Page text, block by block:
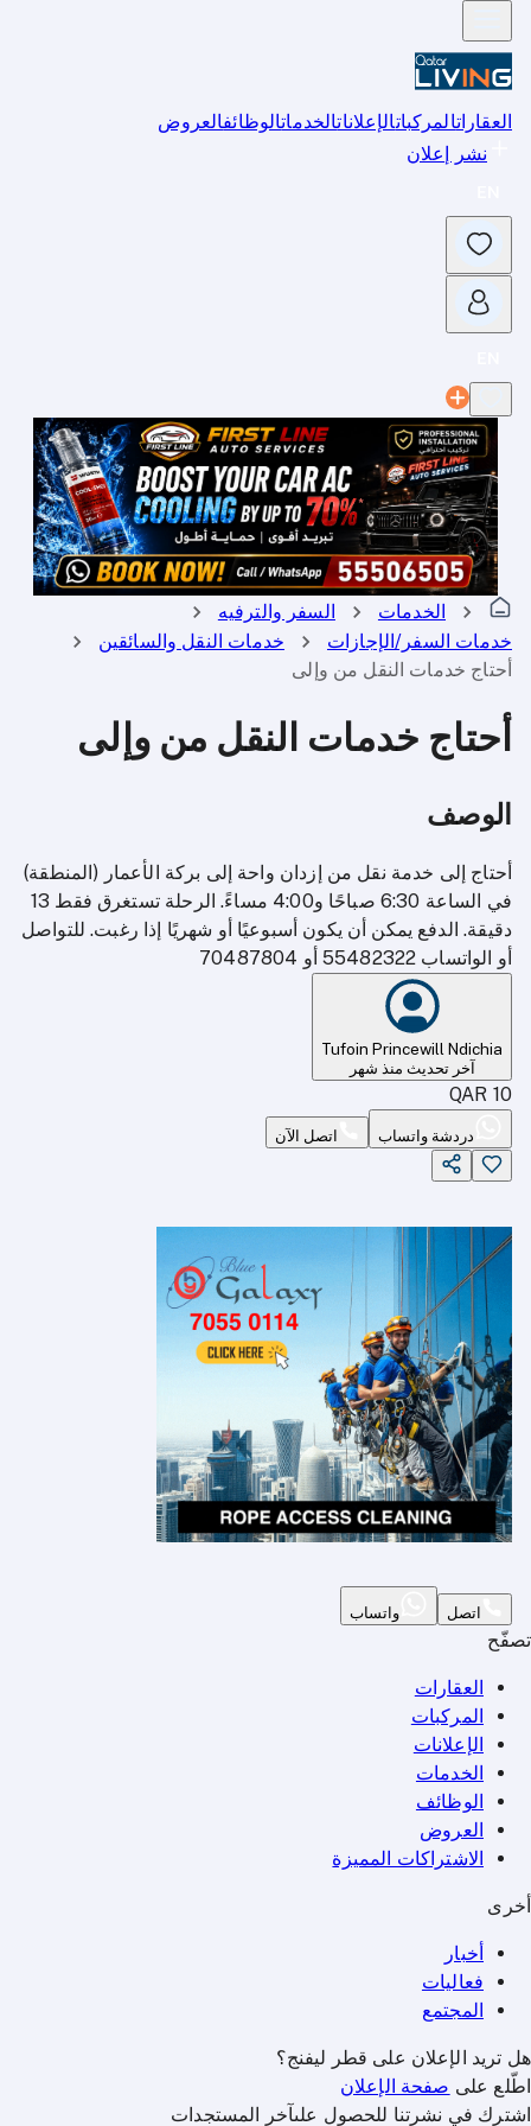
العقاراتالمركباتالإعلاناتالخدماتالوظائفالعروض
نشر إعلان
الخدمات
السفر والترفيه
خدمات السفر/الإجازات
خدمات النقل والسائقين
أحتاج خدمات النقل من وإلى
أحتاج خدمات النقل من وإلى
الوصف
أحتاج إلى خدمة نقل من إزدان واحة إلى بركة الأعمار (المنطقة)
في الساعة 6:30 صباحًا و4:00 مساءً. الرحلة تستغرق فقط 13
دقيقة. الدفع يمكن أن يكون أسبوعيًا أو شهريًا إذا رغبت. للتواصل
أو الواتساب 55482322 أو 70487804
Tufoin Princewill Ndichia
آخر تحديث منذ شهر
10
QAR
دردشة واتساب اتصل الآن
اتصل واتساب
تصفّح
العقارات
المركبات
الإعلانات
الخدمات
الوظائف
العروض
الاشتراكات المميزة
أخرى
أخبار
فعاليات
المجتمع
هل تريد الإعلان على قطر ليفنج؟
اطّلع على صفحة الإعلان
اشترك في نشرتنا للحصول علىآخر المستجدات